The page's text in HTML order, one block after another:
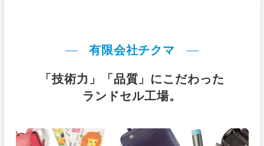
有限会社チクマ
「技術力」「品質」にこだわった
ランドセル工場。